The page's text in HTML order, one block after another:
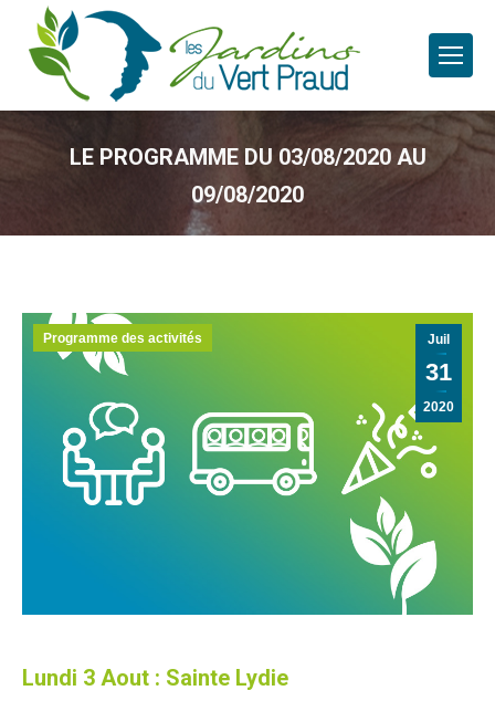
LE PROGRAMME DU 03/08/2020 AU
09/08/2020
Juil
31
2020
Programme des activités
Lundi 3 Aout : Sainte Lydie